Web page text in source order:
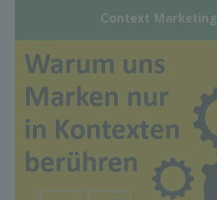
Context Marketing